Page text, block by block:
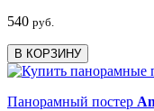
540 руб.
В КОРЗИНУ
Панорамный постер